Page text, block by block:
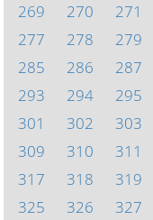
269
270 271
277
278 279
285
286 287
293
294 295
301
302 303
309
310 311
317
318 319
325
326 327